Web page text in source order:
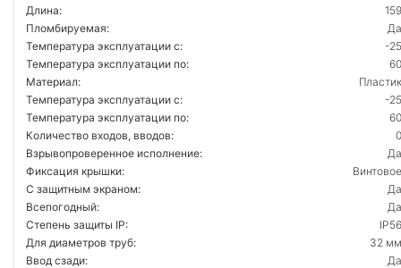
Длина:
159
Пломбируемая:
Да
Температура эксплуатации с:
-25
Температура эксплуатации по:
60
Материал:
Пластик
Температура эксплуатации с:
-25
Температура эксплуатации по:
60
Количество входов, вводов:
0
Взрывопроверенное исполнение:
Да
Фиксация крышки:
Винтовое
С защитным экраном:
Да
Всепогодный:
Да
Степень защиты IP:
IP56
Для диаметров труб:
32 мм
Ввод сзади:
Да